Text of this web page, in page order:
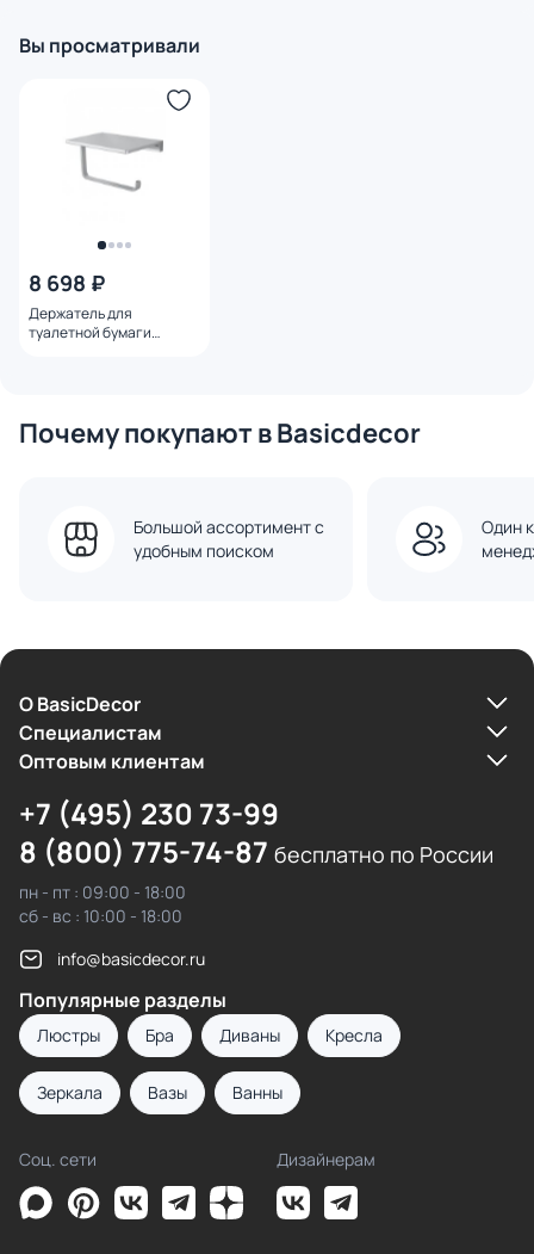
9156-MB
Вы просматривали
8 698 ₽
Держатель для
туалетной бумаги
Почему покупают в Basicdecor
Большой ассортимент с
удобным поиском
Один
О BasicDecor
Cпециалистам
Оптовым клиентам
+7 (495) 230 73-99
8 (800) 775-74-87 бесплатно по России
пн - пт : 09:00 - 18:00
сб - вс : 10:00 - 18:00
info@basicdecor.ru
Популярные разделы
Люстры Бра Диваны Кресла
Зеркала Вазы Ванны
Соц. сети Дизайнерам